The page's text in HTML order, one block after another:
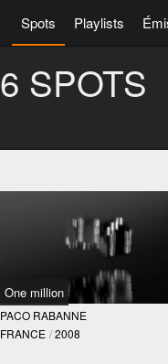
Spots Playlists
6 SPOTS
One million
PACO RABANNE
FRANCE / 2008